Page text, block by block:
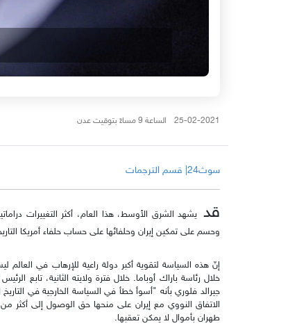
25-02-2021 الساعة 9 مساءً بتوقيت عدن
سوث24| قسم الترجمات
قد
يشهد الشرق الأوسط، هذا العام، أكثر التغييرات
وحسم على تمكين إيران وحلفائها على حساب حلفاء أمريكا
إنّ هذه السياسة لتقوية أكبر دولة راعية للإرهاب في العالم
خلال رئاسة باراك أوباما. خلال فترة ولايته الثانية، تابع
جيرالد فلوري بأنه "أسوأ خطأ في السياسة الخارجية في
طهران بأموال لا يمكن تعقبها.